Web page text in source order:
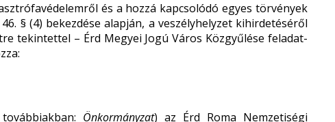
és a hozzá kapcsolódó egyes törvények
§ (4) bekezdése alapján, a veszélyhelyzet kihirdetéséről
tekintettel – Érd Megyei Jogú Város Közgyűlése feladat-
Önkormányzat) az Érd Roma Nemzetiségi